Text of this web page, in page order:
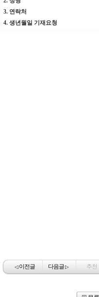
3. 연락처
4. 생년월일 기재요청
◁이전글 다음글▷ 추천